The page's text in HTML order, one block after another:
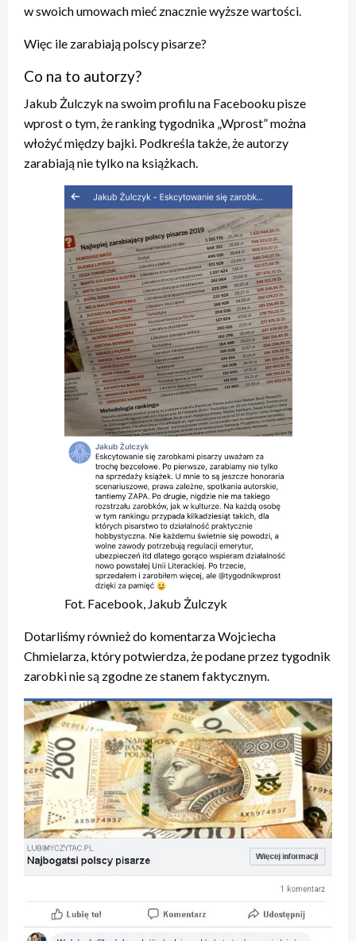
w swoich umowach mieć znacznie wyższe wartości.
Więc ile zarabiają polscy pisarze?
Co na to autorzy?
Jakub Żulczyk na swoim profilu na Facebooku pisze
wprost o tym, że ranking tygodnika „Wprost” można
włożyć między bajki. Podkreśla także, że autorzy
zarabiają nie tylko na książkach.
Fot. Facebook, Jakub Żulczyk
Dotarliśmy również do komentarza Wojciecha
Chmielarza, który potwierdza, że podane przez tygodnik
zarobki nie są zgodne ze stanem faktycznym.